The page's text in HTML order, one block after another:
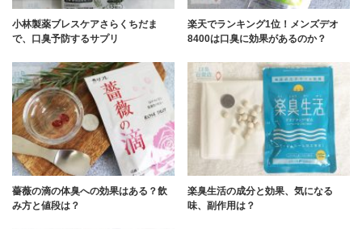
小林製薬ブレスケアさらくちだま
で、口臭予防するサプリ
楽天でランキング1位！メンズデオ
8400は口臭に効果があるのか？
薔薇の滴の体臭への効果はある？飲
み方と値段は？
楽臭生活の成分と効果、気になる
味、副作用は？